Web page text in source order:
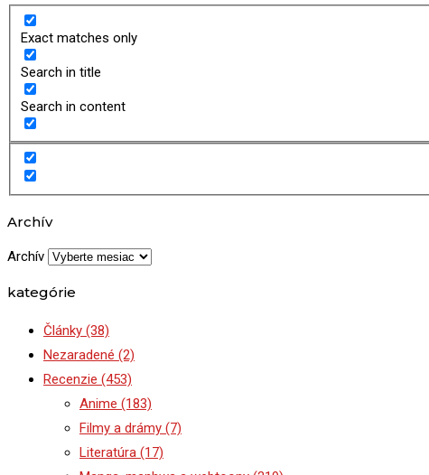
Exact matches only
Search in title
Search in content
Archív
Archív
kategórie
Články (38)
Nezaradené (2)
Recenzie (453)
Anime (183)
Filmy a drámy (7)
Literatúra (17)